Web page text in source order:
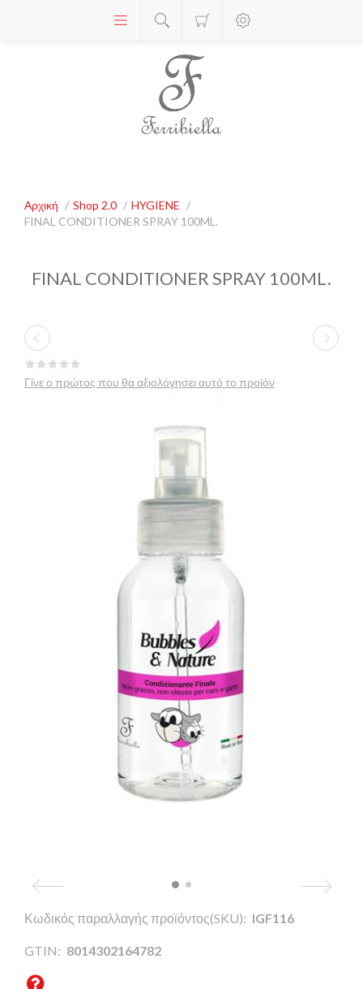
Αρχική / Shop 2.0 / HYGIENE /
FINAL CONDITIONER SPRAY 100ML.
FINAL CONDITIONER SPRAY 100ML.
Γίνε ο πρώτος που θα αξιολόγησει αυτό το προϊόν
Κωδικός παραλλαγής προϊόντος(SKU): IGF116
GTIN: 8014302164782